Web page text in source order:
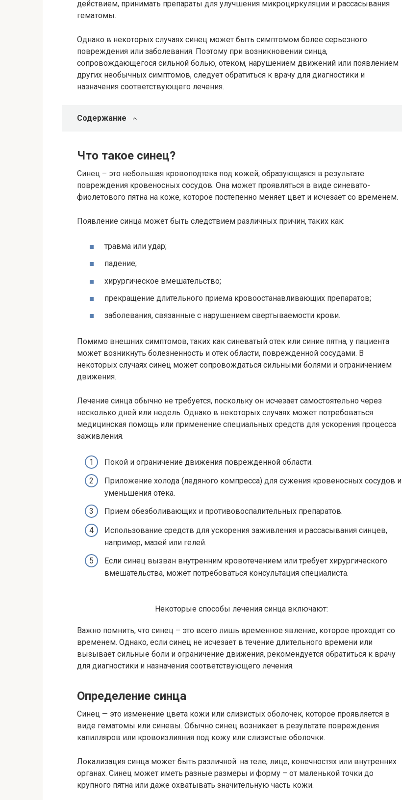
действием, принимать препараты для улучшения микроциркуляции и рассасывания
гематомы.
Однако в некоторых случаях синец может быть симптомом более серьезного
повреждения или заболевания. Поэтому при возникновении синца,
сопровождающегося сильной болью, отеком, нарушением движений или появлением
других необычных симптомов, следует обратиться к врачу для диагностики и
назначения соответствующего лечения.
Содержание
Что такое синец?
Синец – это небольшая кровоподтека под кожей, образующаяся в результате
повреждения кровеносных сосудов. Она может проявляться в виде синевато-
фиолетового пятна на коже, которое постепенно меняет цвет и исчезает со временем.
Появление синца может быть следствием различных причин, таких как:
травма или удар;
падение;
хирургическое вмешательство;
прекращение длительного приема кровоостанавливающих препаратов;
заболевания, связанные с нарушением свертываемости крови.
Помимо внешних симптомов, таких как синеватый отек или синие пятна, у пациента
может возникнуть болезненность и отек области, поврежденной сосудами. В
некоторых случаях синец может сопровождаться сильными болями и ограничением
движения.
Лечение синца обычно не требуется, поскольку он исчезает самостоятельно через
несколько дней или недель. Однако в некоторых случаях может потребоваться
медицинская помощь или применение специальных средств для ускорения процесса
заживления.
Покой и ограничение движения поврежденной области.
Приложение холода (ледяного компресса) для сужения кровеносных сосудов и
уменьшения отека.
Прием обезболивающих и противовоспалительных препаратов.
Использование средств для ускорения заживления и рассасывания синцев,
например, мазей или гелей.
Если синец вызван внутренним кровотечением или требует хирургического
вмешательства, может потребоваться консультация специалиста.
Некоторые способы лечения синца включают:
Важно помнить, что синец – это всего лишь временное явление, которое проходит со
временем. Однако, если синец не исчезает в течение длительного времени или
вызывает сильные боли и ограничение движения, рекомендуется обратиться к врачу
для диагностики и назначения соответствующего лечения.
Определение синца
Синец — это изменение цвета кожи или слизистых оболочек, которое проявляется в
виде гематомы или синевы. Обычно синец возникает в результате повреждения
капилляров или кровоизлияния под кожу или слизистые оболочки.
Локализация синца может быть различной: на теле, лице, конечностях или внутренних
органах. Синец может иметь разные размеры и форму – от маленькой точки до
крупного пятна или даже охватывать значительную часть кожи.